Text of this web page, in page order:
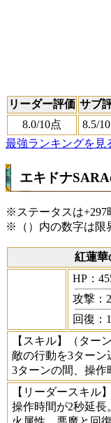
リーダー評価 サブ
8.0/10点 8.5/
最強ランキングを見
エキドナ
※ステータスは+297
※（）内の数字は限
紅蓮華
HP：
攻撃：
回復：
【スキル】
（ター
敵の行動を3ターン
3ターンの間、操作
【リーダースキル】
操作時間が2秒延長